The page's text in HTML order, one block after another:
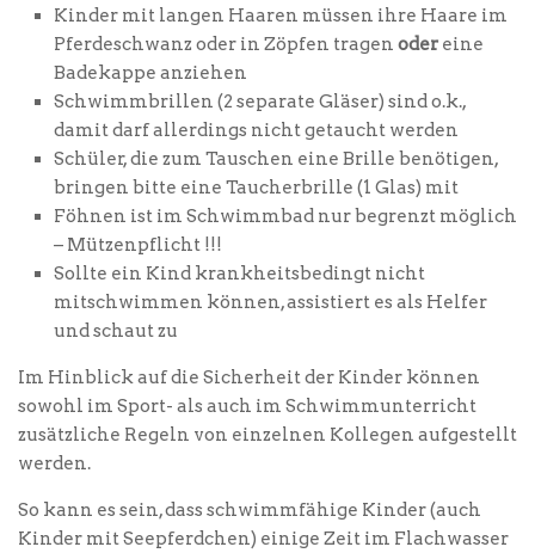
Kinder mit langen Haaren müssen ihre Haare im
Pferdeschwanz oder in Zöpfen tragen oder eine
Badekappe anziehen
Schwimmbrillen (2 separate Gläser) sind o.k.,
damit darf allerdings nicht getaucht werden
Schüler, die zum Tauschen eine Brille benötigen,
bringen bitte eine Taucherbrille (1 Glas) mit
Föhnen ist im Schwimmbad nur begrenzt möglich
– Mützenpflicht !!!
Sollte ein Kind krankheitsbedingt nicht
mitschwimmen können, assistiert es als Helfer
und schaut zu
Im Hinblick auf die Sicherheit der Kinder können
sowohl im Sport- als auch im Schwimmunterricht
zusätzliche Regeln von einzelnen Kollegen aufgestellt
werden.
So kann es sein, dass schwimmfähige Kinder (auch
Kinder mit Seepferdchen) einige Zeit im Flachwasser